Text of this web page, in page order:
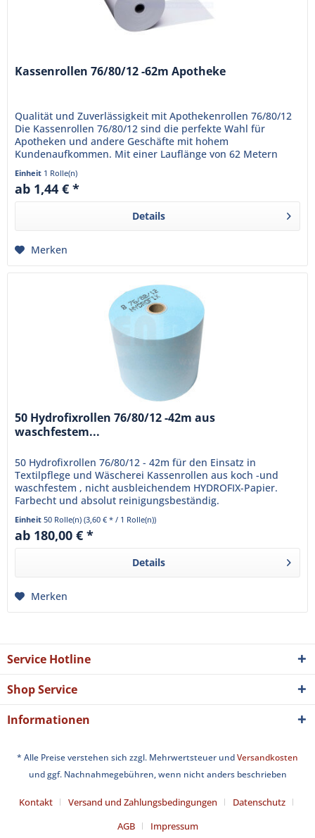
Kassenrollen 76/80/12 -62m Apotheke
Qualität und Zuverlässigkeit mit Apothekenrollen 76/80/12
Die Kassenrollen 76/80/12 sind die perfekte Wahl für
Apotheken und andere Geschäfte mit hohem
Kundenaufkommen. Mit einer Lauflänge von 62 Metern
sorgen sie dafür, dass die...
Einheit 1 Rolle(n)
ab 1,44 € *
Details
Merken
50 Hydrofixrollen 76/80/12 -42m aus
waschfestem...
50 Hydrofixrollen 76/80/12 - 42m für den Einsatz in
Textilpflege und Wäscherei Kassenrollen aus koch -und
waschfestem , nicht ausbleichendem HYDROFIX-Papier.
Farbecht und absolut reinigungsbeständig.
Einheit50 Rolle(n)(3,60 € * / 1 Rolle(n))
ab 180,00 € *
Details
Merken
Service Hotline
Shop Service
Informationen
* Alle Preise verstehen sich zzgl. Mehrwertsteuer undVersandkosten
und ggf. Nachnahmegebühren, wenn nicht anders beschrieben
Kontakt Versand und Zahlungsbedingungen
Datenschutz
AGB
Impressum